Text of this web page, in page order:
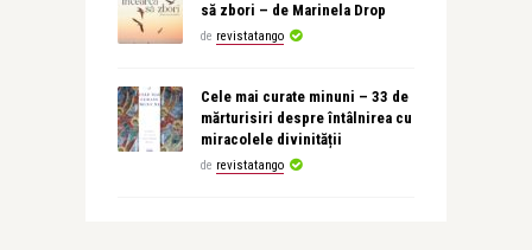
să zbori – de Marinela Drop
de revistatango
Cele mai curate minuni – 33 de
mărturisiri despre întâlnirea cu
miracolele divinității
de revistatango